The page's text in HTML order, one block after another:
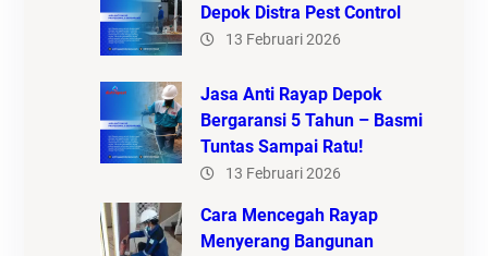
Depok Distra Pest Control
13 Februari 2026
Jasa Anti Rayap Depok
Bergaransi 5 Tahun – Basmi
Tuntas Sampai Ratu!
13 Februari 2026
Cara Mencegah Rayap
Menyerang Bangunan